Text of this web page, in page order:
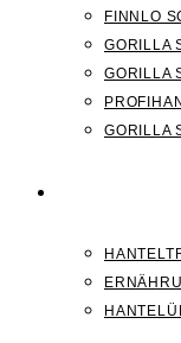
FINNLO
GORILLA
GORILLA
GORILLA